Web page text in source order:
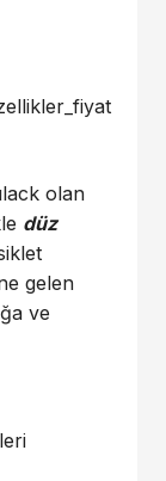
olan
düz
gelen
ve